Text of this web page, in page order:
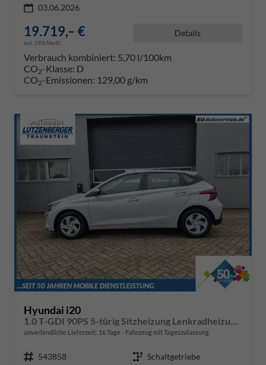
03.06.2026
19.719,– €
incl. 19% MwSt.
Details
Verbrauch kombiniert: 5,70 l/100km
CO2-Klasse: D
CO2-Emissionen: 129,00 g/km
Hyundai i20
1.0 T-GDI 90PS 5-türig Sitzheizung Lenkradheizung Rückf.Kamera PDC Klima Apple CarPlay Android Auto Tempomat Touchscreen
unverbindliche Lieferzeit: 16 Tage Fahrzeug mit Tageszulassung
Fahrzeugnr. 543858 Getriebe Schaltgetriebe